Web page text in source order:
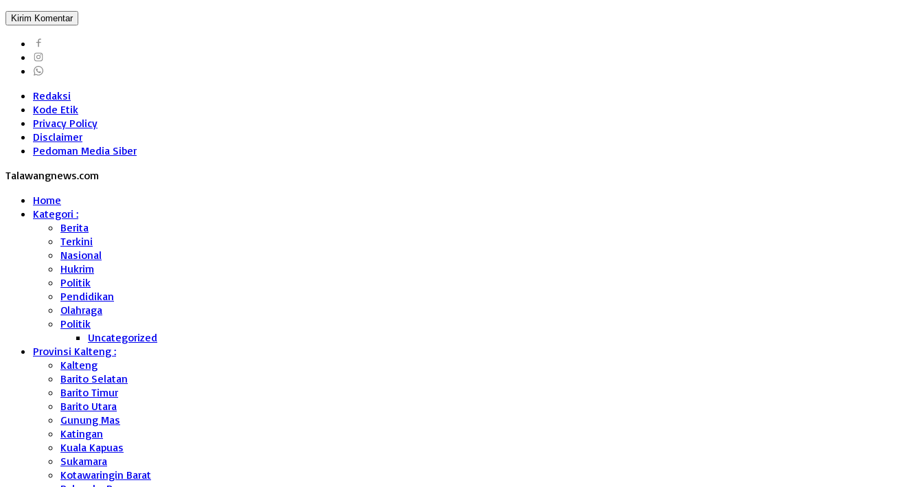
Redaksi
Kode Etik
Privacy Policy
Disclaimer
Pedoman Media Siber
Talawangnews.com
Home
Kategori :
Berita
Terkini
Nasional
Hukrim
Politik
Pendidikan
Olahraga
Politik
Uncategorized
Provinsi Kalteng :
Kalteng
Barito Selatan
Barito Timur
Barito Utara
Gunung Mas
Katingan
Kuala Kapuas
Sukamara
Kotawaringin Barat